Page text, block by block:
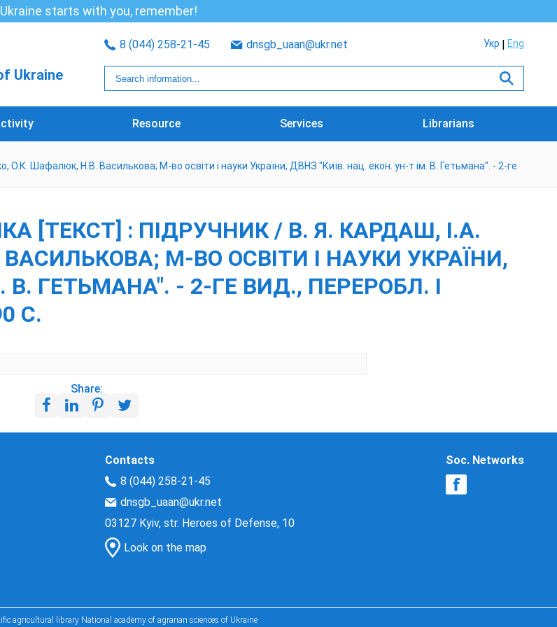
starts with you, remember!
Ukraine
8 (044) 258-21-45 dnsgb_uaan@ukr.net Укр Eng
Resource Services Librarians
О.К. Шафалюк, Н.В. Василькова; М-во освіти і науки України, ДВНЗ "Київ. нац. екон. ун-т ім. В. Гетьмана". - 2-ге
[ТЕКСТ] : ПІДРУЧНИК / В. Я. КАРДАШ, І.А.
М-ВО ОСВІТИ І НАУКИ УКРАЇНИ,
ГЕТЬМАНА". - 2-ГЕ ВИД., ПЕРЕРОБЛ. І
С.
Share:
Contacts
8 (044) 258-21-45
dnsgb_uaan@ukr.net
03127 Kyiv, str. Heroes of Defense, 10
Look on the map
Soc. Networks
agricultural library National academy of agrarian sciences of Ukraine